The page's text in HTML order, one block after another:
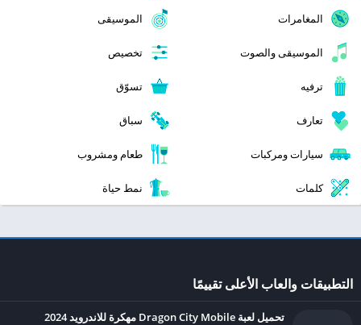
المغامرات الموسيقى
الموسيقى والصوت تخصيص
ترفيه تسوّق
تعارف سباق
سيارات ومركبات طعام ومشروب
كلمات نمط حياة
التطبيقات والعاب الأعلى تقييمًا
تحميل لعبة Dragon City Mobile مهكرة للاندرويد 2024